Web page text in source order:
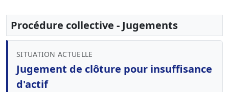
Procédure collective - Jugements
SITUATION ACTUELLE
Jugement de clôture pour insuffisance
d'actif